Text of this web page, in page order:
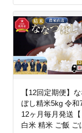
【12回定期便】
ぼし精米5kg 令和
12ヶ月毎月発送
白米 精米 ご飯 ご